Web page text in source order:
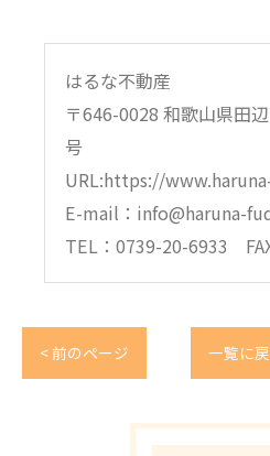
はるな不動産
〒646-0028 和歌山県田
号
URL:https://
E-mail：info@haruna-
TEL：0739-20-6933
< 前のページ 一覧に